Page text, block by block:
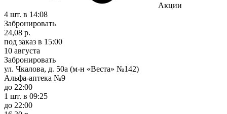
Акции
4 шт. в 14:08
Забронировать
24,08 р.
под заказ в 15:00
10 августа
Забронировать
ул. Чкалова, д. 50а (м-н «Веста» №142)
Альфа-аптека №9
до 22:00
1 шт. в 09:25
до 22:00